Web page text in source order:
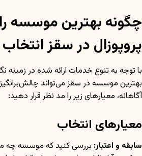
چگونه بهترین موسسه را
پروپوزال در سقز
با توجه به تنوع خدمات ارائه شده در زمینه
بهترین موسسه در سقز می‌تواند
آگاهانه، معیارهای زیر را مد نظر قرار دهید:
معیارهای انتخاب
سابقه و اعتبار: بررسی کنید که موسسه چه